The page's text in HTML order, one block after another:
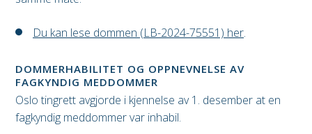
Du kan lese dommen (LB-2024-75551) her.
DOMMERHABILITET OG OPPNEVNELSE AV
FAGKYNDIG MEDDOMMER
Oslo tingrett avgjorde i kjennelse av 1. desember at en
fagkyndig meddommer var inhabil.